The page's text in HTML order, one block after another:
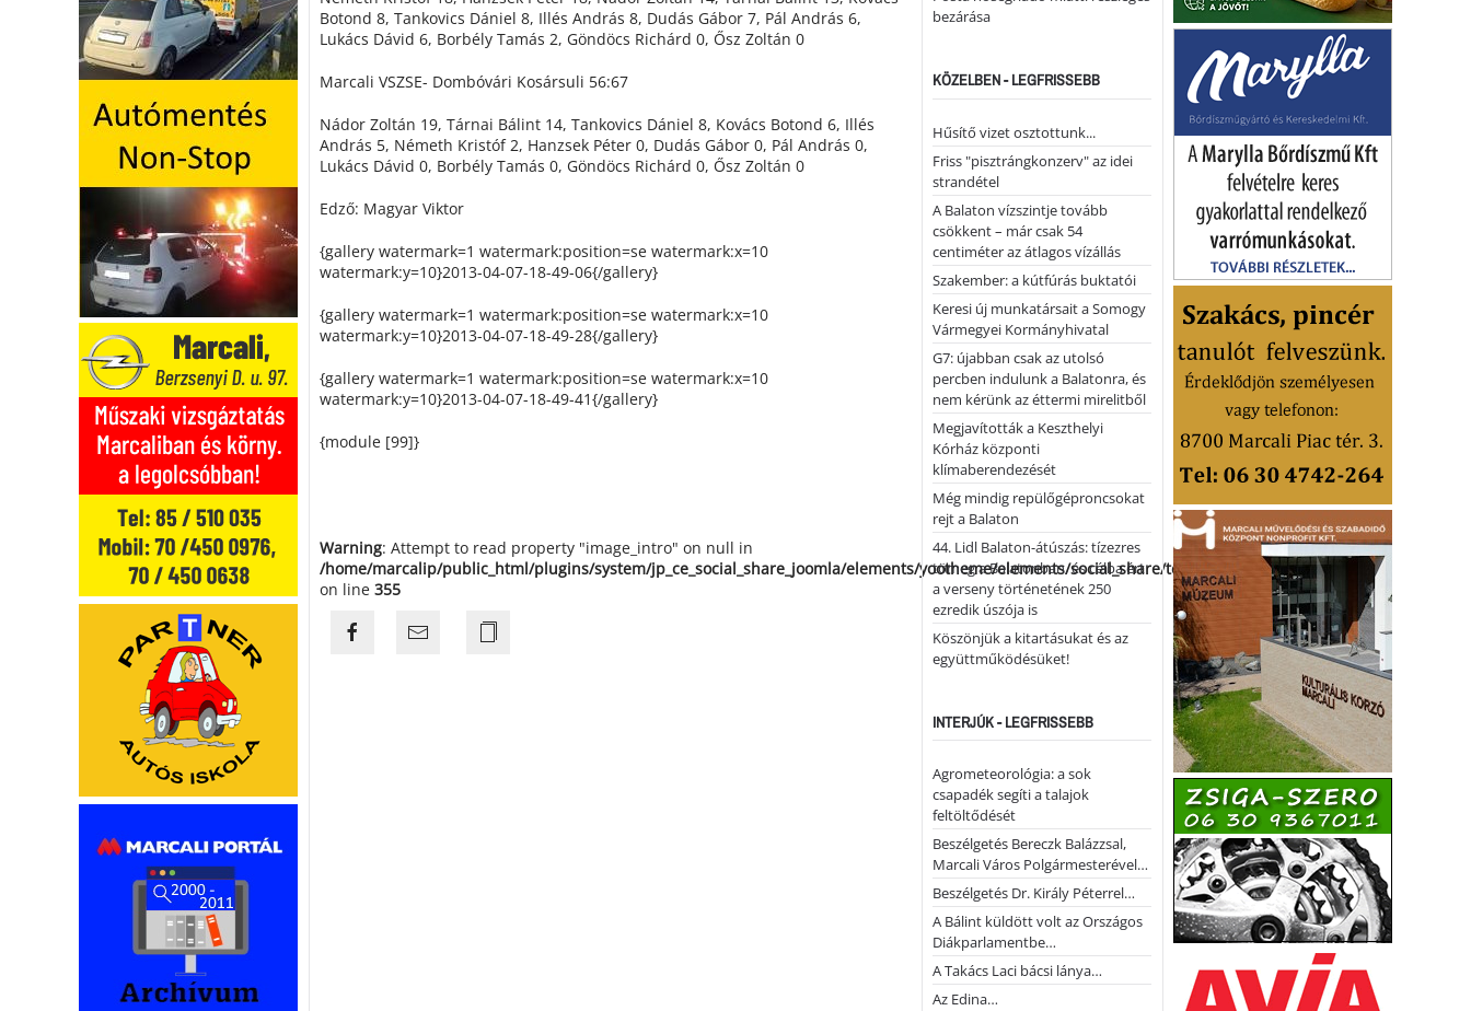
Botond 8, Tankovics Dániel 8, Illés András 8, Dudás Gábor 7, Pál András 6,
Lukács Dávid 6, Borbély Tamás 2, Göndöcs Richárd 0, Ősz Zoltán 0
Marcali VSZSE- Dombóvári Kosársuli 56:67
Nádor Zoltán 19, Tárnai Bálint 14, Tankovics Dániel 8, Kovács Botond 6, Illés
András 5, Németh Kristóf 2, Hanzsek Péter 0, Dudás Gábor 0, Pál András 0,
Lukács Dávid 0, Borbély Tamás 0, Göndöcs Richárd 0, Ősz Zoltán 0
Edző: Magyar Viktor
{gallery watermark=1 watermark:position=se watermark:x=10
watermark:y=10}2013-04-07-18-49-06{/gallery}
{gallery watermark=1 watermark:position=se watermark:x=10
watermark:y=10}2013-04-07-18-49-28{/gallery}
{gallery watermark=1 watermark:position=se watermark:x=10
watermark:y=10}2013-04-07-18-49-41{/gallery}
{module [99]}
Warning: Attempt to read property "image_intro" on null in
/home/marcalip/public_html/plugins/system/jp_ce_social_share_joomla/elements/yootheme/elements/social_share/templates/template.php
on line 355
bezárása
KÖZELBEN - LEGFRISSEBB
Hűsítő vizet osztottunk...
Friss "pisztrángkonzerv" az idei
strandétel
A Balaton vízszintje tovább
csökkent – már csak 54
centiméter az átlagos vízállás
Szakember: a kútfúrás buktatói
Keresi új munkatársait a Somogy
Vármegyei Kormányhivatal
G7: újabban csak az utolsó
percben indulunk a Balatonra, és
nem kérünk az éttermi mirelitből
Megjavították a Keszthelyi
Kórház központi
klímaberendezését
Még mindig repülőgéproncsokat
rejt a Balaton
44. Lidl Balaton-átúszás: tízezres
tömeg a Balatonban, és célba ért
a verseny történetének 250
ezredik úszója is
Köszönjük a kitartásukat és az
együttműködésüket!
INTERJÚK - LEGFRISSEBB
Agrometeorológia: a sok
csapadék segíti a talajok
feltöltődését
Beszélgetés Bereczk Balázzsal,
Marcali Város Polgármesterével…
Beszélgetés Dr. Király Péterrel…
A Bálint küldött volt az Országos
Diákparlamentbe…
A Takács Laci bácsi lánya…
Az Edina…